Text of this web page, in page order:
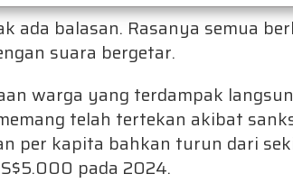
ada balasan. Rasanya semua
suara bergetar.
warga yang terdampak
telah tertekan akibat
per kapita bahkan turun dari
pada 2024.